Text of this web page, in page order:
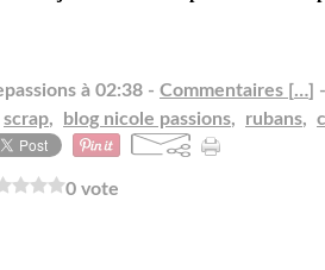
à 02:38 - Commentaires […]
scrap, blog nicole passions, rubans,
0 vote